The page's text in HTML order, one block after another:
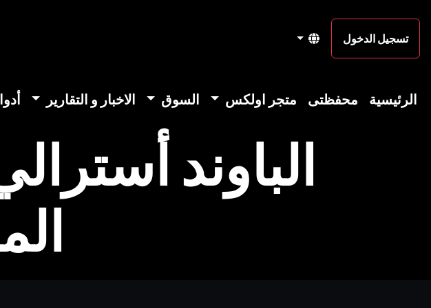
تسجيل الدخول
الرئيسية محفظتى متجر اولكس السوق الاخبار و التقارير
الباوند